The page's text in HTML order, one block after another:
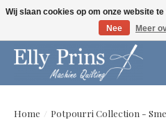
Let op: gewijzigde openingstijden!
Home / Potpourri Collection -
Wij slaan cookies op om onze website
Nee
Meer